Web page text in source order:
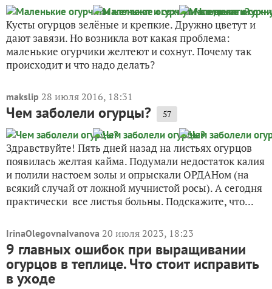
Кусты огурцов зелёные и крепкие. Дружно цветут и
дают завязи. Но возникла вот какая проблема:
маленькие огурчики желтеют и сохнут. Почему так
происходит и что надо делать?
makslip 28 июля 2016, 18:31
Чем заболели огурцы? 57
Здравствуйте! Пять дней назад на листьях огурцов
появилась желтая кайма. Подумали недостаток калия
и полили настоем золы и опрыскали ОРДАНом (на
всякий случай от ложной мучнистой росы). А сегодня
практически все листья больны. Подскажите, что...
IrinaOlegovnaIvanova 20 июля 2023, 18:23
9 главных ошибок при выращивании
огурцов в теплице. Что стоит исправить
в уходе